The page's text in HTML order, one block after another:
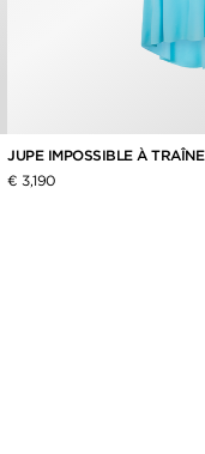
JUPE IMPOSSIBLE À TRAÎNE
€ 3,190